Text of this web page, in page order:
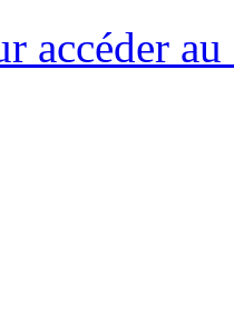
accéder